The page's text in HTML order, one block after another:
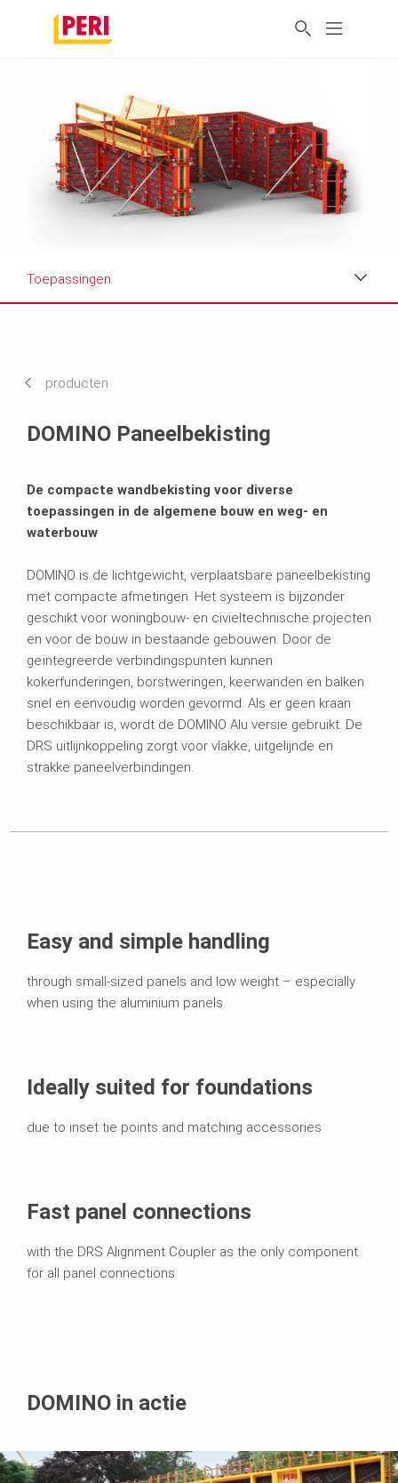
Toepassingen
Brochures
producten
DOMINO Paneelbekisting
De compacte wandbekisting voor diverse
toepassingen in de algemene bouw en weg- en
waterbouw
DOMINO is de lichtgewicht, verplaatsbare paneelbekisting
met compacte afmetingen. Het systeem is bijzonder
geschikt voor woningbouw- en civieltechnische projecten
en voor de bouw in bestaande gebouwen. Door de
geïntegreerde verbindingspunten kunnen
kokerfunderingen, borstweringen, keerwanden en balken
snel en eenvoudig worden gevormd. Als er geen kraan
beschikbaar is, wordt de DOMINO Alu versie gebruikt. De
DRS uitlijnkoppeling zorgt voor vlakke, uitgelijnde en
strakke paneelverbindingen.
Easy and simple handling
through small-sized panels and low weight – especially
when using the aluminium panels
Ideally suited for foundations
due to inset tie points and matching accessories
Fast panel connections
with the DRS Alignment Coupler as the only component
for all panel connections
DOMINO in actie